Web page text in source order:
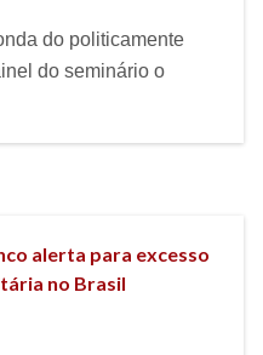
do politicamente
do seminário o
alerta para excesso
no Brasil